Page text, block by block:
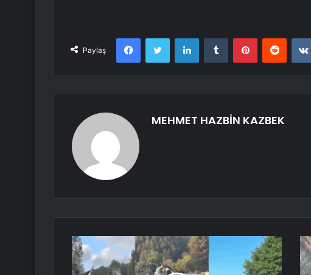
Paylaş
FacebookTwitter LinkedInTumblr PinterestReddit
MEHMET HAZBİN KAZBEK